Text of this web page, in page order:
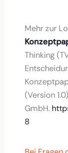
Mehr zur
Thinking
(Version
GmbH.
8